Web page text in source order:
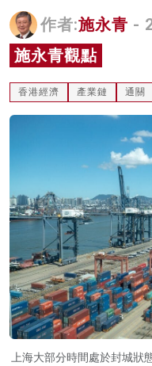
名家榜
灼見活動
作者:施永青 -
施永青觀點
香港經濟 產業鏈 通關
上海大部分時間處於封城